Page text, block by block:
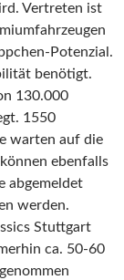
Vertreten ist
Potenzial.
benötigt.
130.000
1550
warten auf die
ebenfalls
abgemeldet
werden.
Stuttgart
ca. 50-60